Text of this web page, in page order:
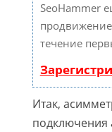
SeoHammer
продвижение
течение
Итак,
подключения